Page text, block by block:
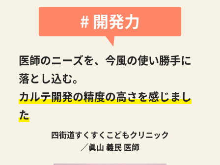
# 開発力
医師のニーズを、今風の使い勝手に
落とし込む。
カルテ開発の精度の高さを感じまし
た
四街道すくすくこどもクリニック
／眞山 義民 医師